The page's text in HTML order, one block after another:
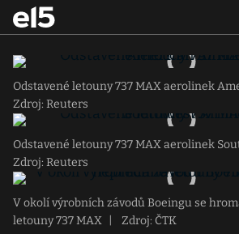
Odstavené letouny 737 MAX aerolinek
Zdroj: Reuters
Odstavené letouny 737 MAX aerolinek
Zdroj: Reuters
V okolí výrobních závodů Boeingu se
letouny 737 MAX
Zdroj: ČTK